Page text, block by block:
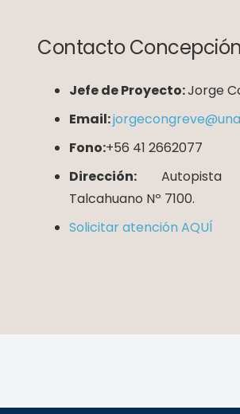
Contacto Concepción
Jefe de Proyecto:Jorge
Email:
Fono:+56 41 2662077
Dirección:Autopista
Talcahuano Nº 7100.
Solicitar atención AQUÍ